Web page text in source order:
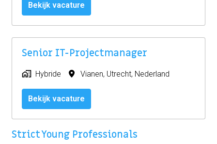
Bekijk vacature
Senior IT-Projectmanager
Hybride Vianen, Utrecht, Nederland
Bekijk vacature
Strict Young Professionals